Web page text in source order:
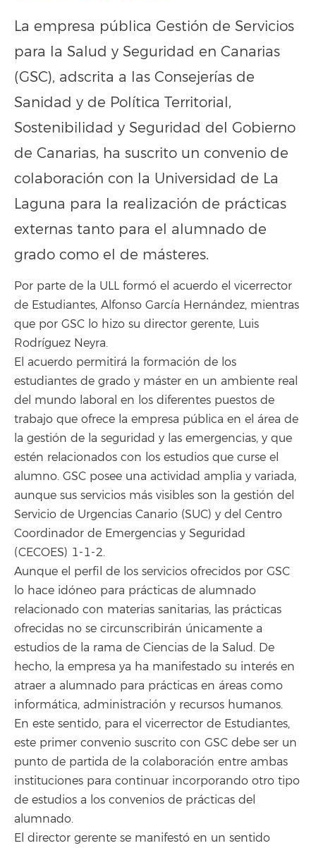
La empresa pública Gestión de Servicios
para la Salud y Seguridad en Canarias
(GSC), adscrita a las Consejerías de
Sanidad y de Política Territorial,
Sostenibilidad y Seguridad del Gobierno
de Canarias, ha suscrito un convenio de
colaboración con la Universidad de La
Laguna para la realización de prácticas
externas tanto para el alumnado de
grado como el de másteres.
Por parte de la ULL formó el acuerdo el vicerrector
de Estudiantes, Alfonso García Hernández, mientras
que por GSC lo hizo su director gerente, Luis
Rodríguez Neyra.
El acuerdo permitirá la formación de los
estudiantes de grado y máster en un ambiente real
del mundo laboral en los diferentes puestos de
trabajo que ofrece la empresa pública en el área de
la gestión de la seguridad y las emergencias, y que
estén relacionados con los estudios que curse el
alumno. GSC posee una actividad amplia y variada,
aunque sus servicios más visibles son la gestión del
Servicio de Urgencias Canario (SUC) y del Centro
Coordinador de Emergencias y Seguridad
(CECOES) 1-1-2.
Aunque el perfil de los servicios ofrecidos por GSC
lo hace idóneo para prácticas de alumnado
relacionado con materias sanitarias, las prácticas
ofrecidas no se circunscribirán únicamente a
estudios de la rama de Ciencias de la Salud. De
hecho, la empresa ya ha manifestado su interés en
atraer a alumnado para prácticas en áreas como
informática, administración y recursos humanos.
En este sentido, para el vicerrector de Estudiantes,
este primer convenio suscrito con GSC debe ser un
punto de partida de la colaboración entre ambas
instituciones para continuar incorporando otro tipo
de estudios a los convenios de prácticas del
alumnado.
El director gerente se manifestó en un sentido